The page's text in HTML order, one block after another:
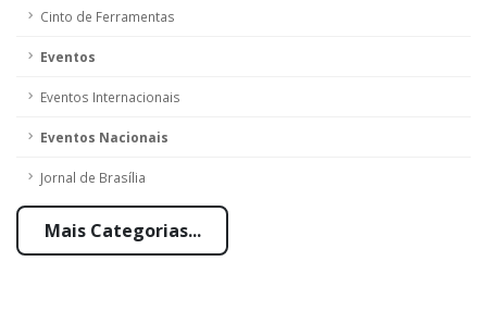
Cinto de Ferramentas
Eventos
Eventos Internacionais
Eventos Nacionais
Jornal de Brasília
Mais Categorias...